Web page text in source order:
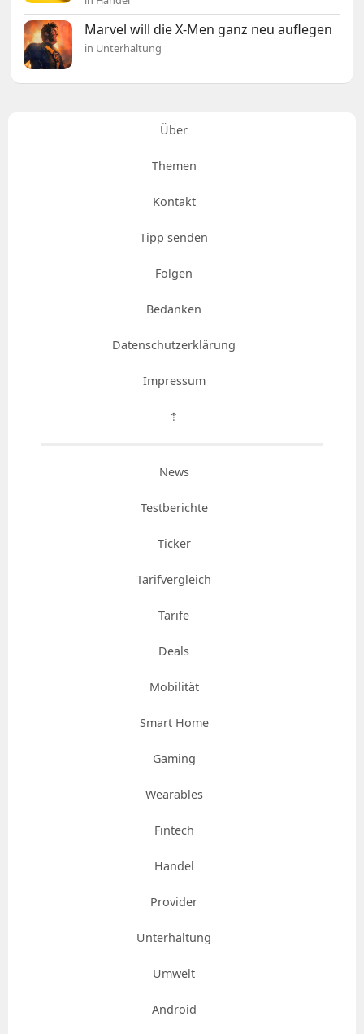
Marvel will die X-Men ganz neu auflegen
in Unterhaltung
Über
Themen
Kontakt
Tipp senden
Folgen
Bedanken
Datenschutzerklärung
Impressum
⇡
News
Testberichte
Ticker
Tarifvergleich
Tarife
Deals
Mobilität
Smart Home
Gaming
Wearables
Fintech
Handel
Provider
Unterhaltung
Umwelt
Android